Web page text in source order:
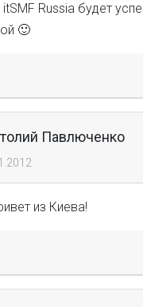
Russia будет
🙂
Павлюченко
из Киева!